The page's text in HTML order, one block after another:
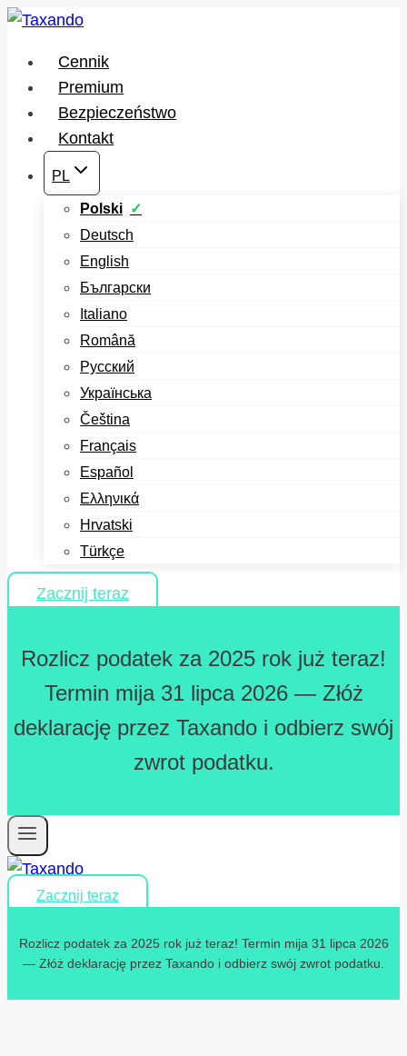
Przejdź
treści
Cennik
Premium
Bezpieczeństwo
Kontakt
PL
Polski
Deutsch
English
Български
Italiano
Română
Русский
Українська
Čeština
Français
Español
Ελληνικά
Hrvatski
Türkçe
Zacznij teraz
Rozlicz podatek za 2025 rok już teraz!
Termin mija 31 lipca 2026 — Złóż
deklarację przez Taxando i odbierz swój
zwrot podatku.
Zacznij teraz
Rozlicz podatek za 2025 rok już teraz! Termin mija 31 lipca 2026
— Złóż deklarację przez Taxando i odbierz swój zwrot podatku.